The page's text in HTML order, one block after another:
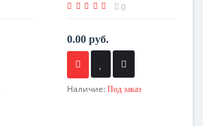
0
0.00 руб.
Наличие: Под заказ